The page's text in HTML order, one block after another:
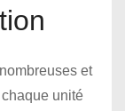
et
unité